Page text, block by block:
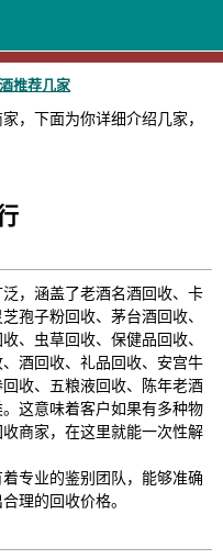
推荐几家
，下面为你详细介绍几家，
，涵盖了老酒名酒回收、卡
孢子粉回收、茅台酒回收、
、虫草回收、保健品回收、
酒回收、礼品回收、安宫牛
收、五粮液回收、陈年老酒
这意味着客户如果有多种物
商家，在这里就能一次性解
专业的鉴别团队，能够准确
理的回收价格。